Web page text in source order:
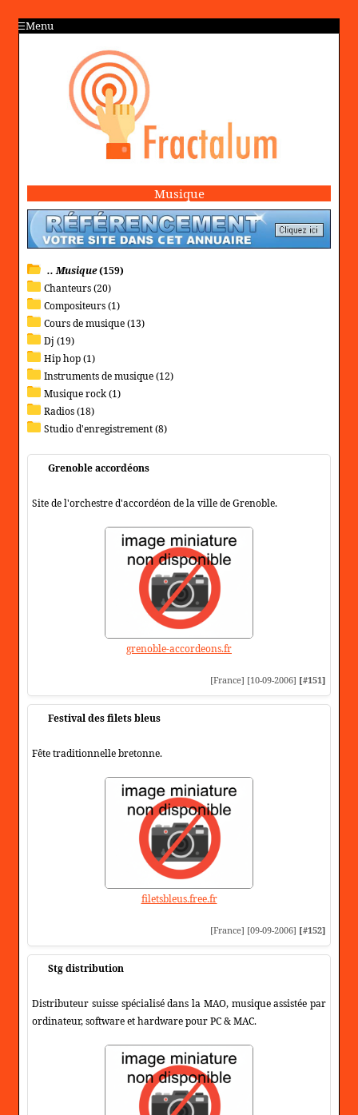
Menu
Musique
.. Musique(159)
Chanteurs (20)
Compositeurs (1)
Cours de musique (13)
Dj (19)
Hip hop (1)
Instruments de musique (12)
Musique rock (1)
Radios (18)
Studio d'enregistrement (8)
Grenoble accordéons
Site de l'orchestre d'accordéon de la ville de Grenoble.
grenoble-accordeons.fr
[France] [10-09-2006] [#151]
Festival des filets bleus
Fête traditionnelle bretonne.
filetsbleus.free.fr
[France] [09-09-2006] [#152]
Stg distribution
Distributeur suisse spécialisé dans la MAO, musique assistée par
ordinateur, software et hardware pour PC & MAC.